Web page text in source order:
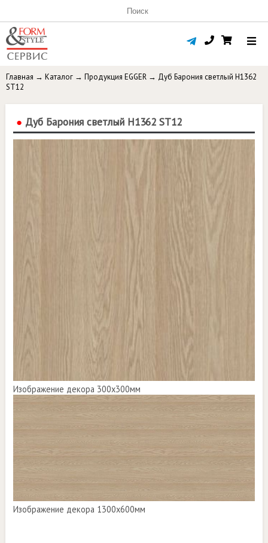
Главная → Каталог → Продукция EGGER → Дуб Барония светлый H1362
ST12
● Дуб Барония светлый H1362 ST12
Изображение декора 300х300мм
Изображение декора 1300х600мм